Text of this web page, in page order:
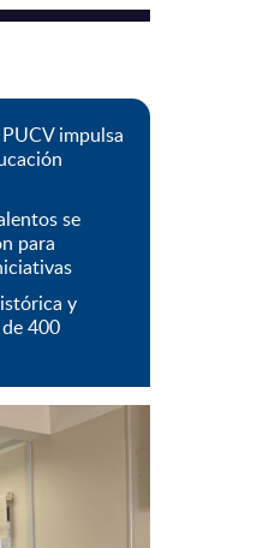
impulsa
se
para
y
400